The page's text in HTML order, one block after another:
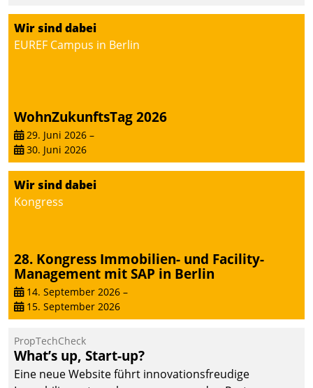
Wir sind dabei
EUREF Campus in Berlin
WohnZukunftsTag 2026
29. Juni 2026 –
30. Juni 2026
Wir sind dabei
Kongress
28. Kongress Immobilien- und Facility-
Management mit SAP in Berlin
14. September 2026 –
15. September 2026
PropTechCheck
What’s up, Start-up?
Eine neue Website führt innovationsfreudige